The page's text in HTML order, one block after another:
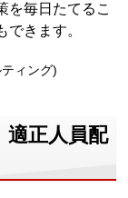
を毎日たてるこ
きます。
ィング)
適正人員配